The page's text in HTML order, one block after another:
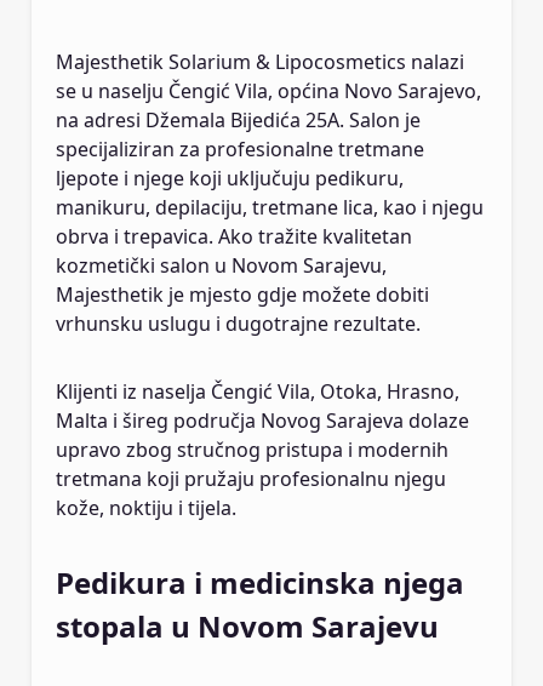
Majesthetik Solarium & Lipocosmetics nalazi
se u naselju Čengić Vila, općina Novo Sarajevo,
na adresi Džemala Bijedića 25A. Salon je
specijaliziran za profesionalne tretmane
ljepote i njege koji uključuju pedikuru,
manikuru, depilaciju, tretmane lica, kao i njegu
obrva i trepavica. Ako tražite kvalitetan
kozmetički salon u Novom Sarajevu,
Majesthetik je mjesto gdje možete dobiti
vrhunsku uslugu i dugotrajne rezultate.
Klijenti iz naselja Čengić Vila, Otoka, Hrasno,
Malta i šireg područja Novog Sarajeva dolaze
upravo zbog stručnog pristupa i modernih
tretmana koji pružaju profesionalnu njegu
kože, noktiju i tijela.
Pedikura i medicinska njega
stopala u Novom Sarajevu